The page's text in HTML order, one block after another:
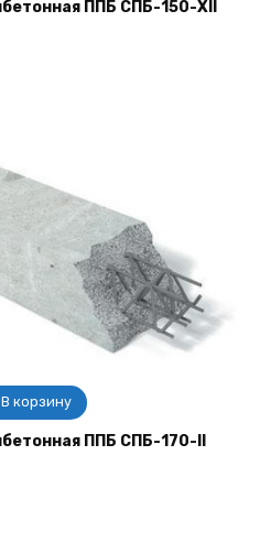
ППБ СПБ-150-XII
В корзину
ППБ СПБ-170-II